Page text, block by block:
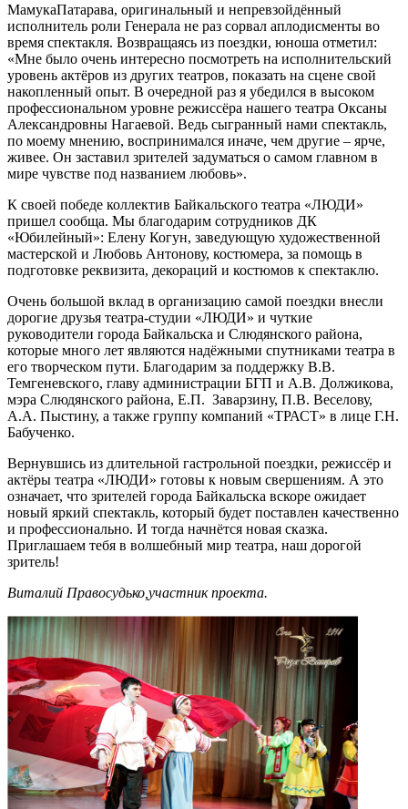
МамукаПатарава, оригинальный и непревзойдённый
исполнитель роли Генерала не раз сорвал аплодисменты во
время спектакля. Возвращаясь из поездки, юноша отметил:
«Мне было очень интересно посмотреть на исполнительский
уровень актёров из других театров, показать на сцене свой
накопленный опыт. В очередной раз я убедился в высоком
профессиональном уровне режиссёра нашего театра Оксаны
Александровны Нагаевой. Ведь сыгранный нами спектакль,
по моему мнению, воспринимался иначе, чем другие – ярче,
живее. Он заставил зрителей задуматься о самом главном в
мире чувстве под названием любовь».
К своей победе коллектив Байкальского театра «ЛЮДИ»
пришел сообща. Мы благодарим сотрудников ДК
«Юбилейный»: Елену Когун, заведующую художественной
мастерской и Любовь Антонову, костюмера, за помощь в
подготовке реквизита, декораций и костюмов к спектаклю.
Очень большой вклад в организацию самой поездки внесли
дорогие друзья театра-студии «ЛЮДИ» и чуткие
руководители города Байкальска и Слюдянского района,
которые много лет являются надёжными спутниками театра в
его творческом пути. Благодарим за поддержку В.В.
Темгеневского, главу администрации БГП и А.В. Должикова,
мэра Слюдянского района, Е.П. Заварзину, П.В. Веселову,
А.А. Пыстину, а также группу компаний «ТРАСТ» в лице Г.Н.
Бабученко.
Вернувшись из длительной гастрольной поездки, режиссёр и
актёры театра «ЛЮДИ» готовы к новым свершениям. А это
означает, что зрителей города Байкальска вскоре ожидает
новый яркий спектакль, который будет поставлен качественно
и профессионально. И тогда начнётся новая сказка.
Приглашаем тебя в волшебный мир театра, наш дорогой
зритель!
Виталий Правосудько,участник проекта.